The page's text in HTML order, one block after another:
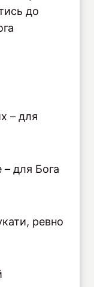
до
– для
– для Бога
ревно